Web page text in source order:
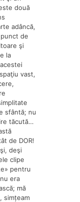
două
adâncă,
de
şi
la
vast,
sfântă; nu
tăcută…
de DOR!
deşi
clipe
pentru
era
mă
simțeam